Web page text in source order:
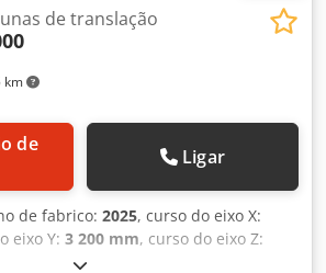
km
de translação
Ligar
de fabrico: 2025, curso do eixo X:
eixo Y: 3 200 mm, curso do eixo Z:
TNC 7 Motor inline com